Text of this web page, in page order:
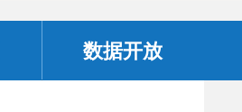
数据开放